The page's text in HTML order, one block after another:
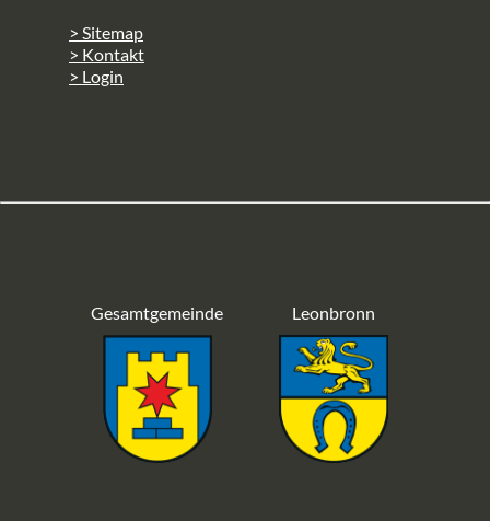
> Sitemap
> Kontakt
> Login
Gesamtgemeinde Leonbronn